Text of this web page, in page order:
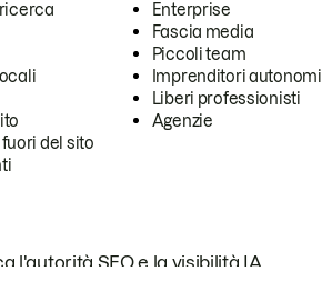
del sito
Enterprise
Fascia media
Piccoli team
Imprenditori autonomi
Liberi professionisti
Agenzie
l'autorità SEO e la visibilità IA.